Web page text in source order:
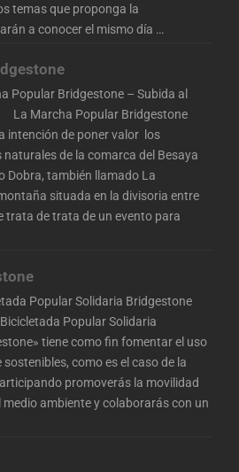
temas que proponga la
a conocer el mismo día …
Popular Bridgestone – Subida al
La Marcha Popular Bridgestone
intención de poner valor los
de la comarca del Besaya
Dobra, también llamado La
situada en la divisoria entre
trata de trata de un evento para
Popular Solidaria Bridgestone
Popular Solidaria
tiene como fin fomentar el uso
como es el caso de la
promoverás la movilidad
ambiente y colaborarás con un